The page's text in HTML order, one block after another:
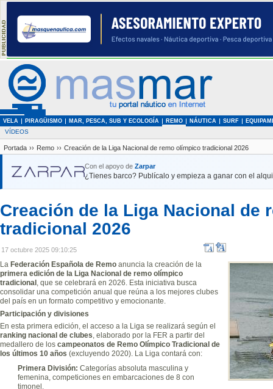
VELA PIRAGÜISMO MAR, PESCA, SUB Y ECOLOGÍA REMO NÁUTICA SURF
VÍDEOS
Portada ›› Remo ›› Creación de la Liga Nacional de remo olímpico tradicional 2026
Con el apoyo de Zarpar
¿Tienes barco? Publícalo y empieza a ganar con el
Creación de la Liga Nacional de
tradicional 2026
17 octubre 2025 09:10:25
La Federación Española de Remo anuncia la creación de la
primera edición de la Liga Nacional de remo olímpico
tradicional , que se celebrará en 2026. Esta iniciativa busca
consolidar una competición anual que reúna a los mejores clubes
del país en un formato competitivo y emocionante.
Participación y divisiones
En esta primera edición, el acceso a la Liga se realizará según el
ranking nacional de clubes, elaborado por la FER a partir del
medallero de los campeonatos de Remo Olímpico Tradicional de
los últimos 10 años (excluyendo 2020). La Liga contará con:
Primera División: Categorías absoluta masculina y
femenina, competiciones en embarcaciones de 8 con
timonel.